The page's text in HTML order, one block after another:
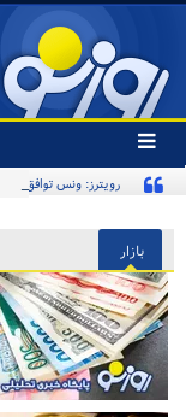
تغییر
وضعیت
منوی
ها
رویترز: ونس توافق‌نامه
بازار